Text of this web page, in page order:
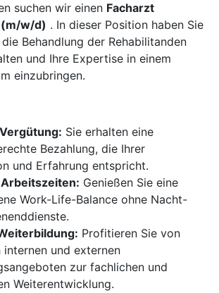
suchen wir einen Facharzt
w/d) . In dieser Position haben Sie
Behandlung der Rehabilitanden
und Ihre Expertise in einem
einzubringen.
Sie erhalten eine
Bezahlung, die Ihrer
und Erfahrung entspricht.
Genießen Sie eine
Work-Life-Balance ohne Nacht-
Profitieren Sie von
und externen
zur fachlichen und
Weiterentwicklung.